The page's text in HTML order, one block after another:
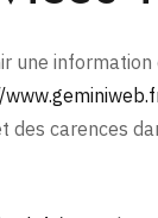
une
carences